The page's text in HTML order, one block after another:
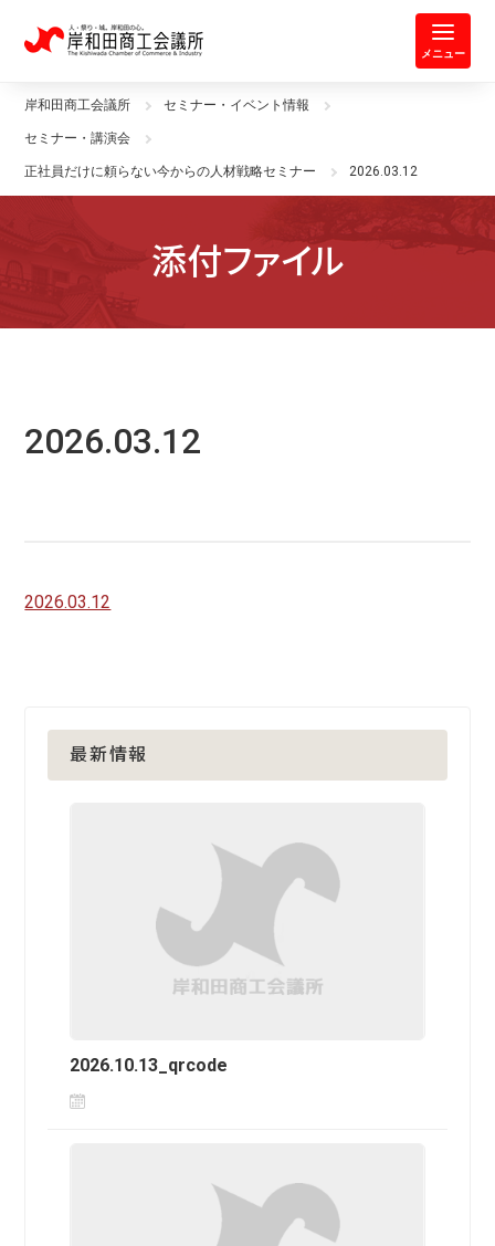
岸和田商工会議所 | 人・祭り・城。
メニュー
岸和田商工会議所 セミナー・イベント情報
セミナー・講演会
正社員だけに頼らない今からの人材戦略セミナー 2026.03.12
添付ファイル
2026.03.12
2026.03.12
最新情報
2026.10.13_qrcode